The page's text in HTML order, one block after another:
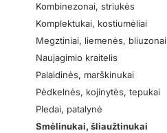
Kombinezonai, striukės
Komplektukai, kostiumėliai
Megztiniai, liemenės, bliuzonai
Naujagimio kraitelis
Palaidinės, marškinukai
Pėdkelnės, kojinytės, tepukai
Pledai, patalynė
Smėlinukai, šliaužtinukai